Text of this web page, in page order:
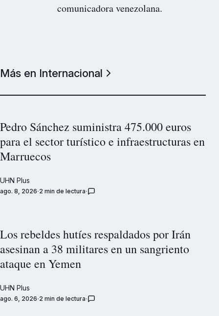
comunicadora venezolana.
Más en Internacional
Pedro Sánchez suministra 475.000 euros
para el sector turístico e infraestructuras en
Marruecos
UHN Plus
ago. 8, 2026 2 min de lectura
Los rebeldes hutíes respaldados por Irán
asesinan a 38 militares en un sangriento
ataque en Yemen
UHN Plus
ago. 6, 2026 2 min de lectura